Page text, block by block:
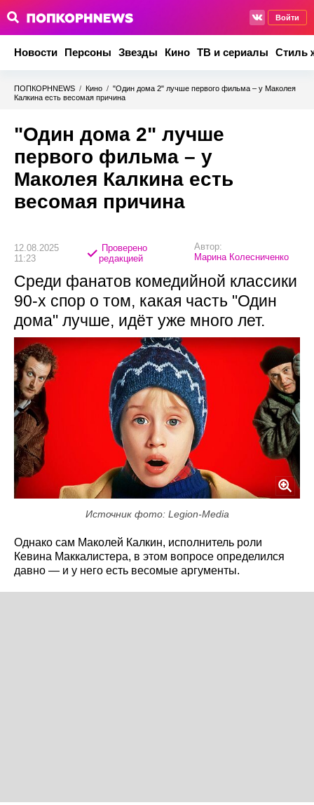
Войти
Новости Персоны Звезды Кино ТВ и сериалы Стиль
ПОПКОРНNEWS / Кино / "Один дома 2" лучше первого фильма – у Маколея
Калкина есть весомая причина
"Один дома 2" лучше
первого фильма – у
Маколея Калкина есть
весомая причина
12.08.2025
11:23
Проверено
редакцией
Автор:
Марина Колесниченко
Среди фанатов комедийной классики
90-х спор о том, какая часть "Один
дома" лучше, идёт уже много лет.
Источник фото: Legion-Media
Однако сам Маколей Калкин, исполнитель роли
Кевина Маккалистера, в этом вопросе определился
давно — и у него есть весомые аргументы.